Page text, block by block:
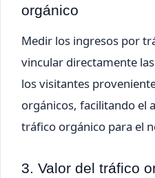
orgánico
Medir los ingresos por
vincular directamente
los visitantes
orgánicos, facilitando el
tráfico orgánico para el
3. Valor del tráfico